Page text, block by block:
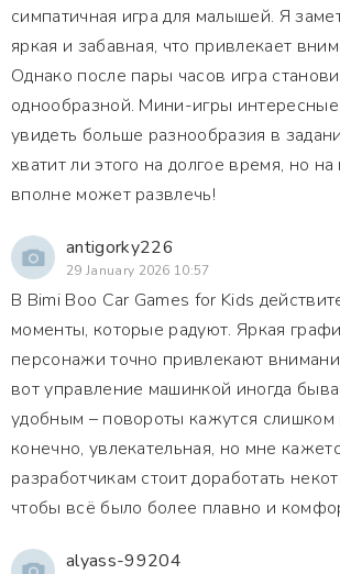
симпатичная игра для малышей. Я
яркая и забавная, что привлекает
Однако после пары часов игра
однообразной. Мини-игры
увидеть больше разнообразия в
хватит ли этого на долгое время, но
вполне может развлечь!
antigorky226
29 January 2026 10:57
В Bimi Boo Car Games for Kids
моменты, которые радуют. Яркая
персонажи точно привлекают
вот управление машинкой иногда
удобным – повороты кажутся слишком
конечно, увлекательная, но мне
разработчикам стоит доработать
чтобы всё было более плавно и
alyass-99204